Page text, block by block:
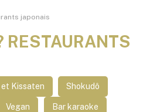
japonais
RESTAURANTS
et Kissaten Shokudô
Vegan Bar karaoke